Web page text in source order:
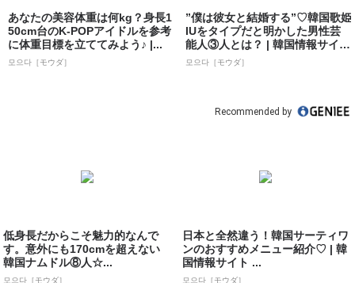
あなたの美容体重は何kg？身長1
50cm台のK-POPアイドルを参考
に体重目標を立ててみよう♪ |...
모으다［モウダ］
”僕は彼女と結婚する”♡韓国歌姫
IUをタイプだと明かした男性芸
能人③人とは？ | 韓国情報サイト
...
모으다［モウダ］
Recommended by
低身長だからこそ魅力的なんで
す。意外にも170cmを超えない
韓国ナムドル⑧人☆...
모으다［モウダ］
日本と全然違う！韓国サーティワ
ンのおすすめメニュー紹介♡ | 韓
国情報サイト ...
모으다［モウダ］